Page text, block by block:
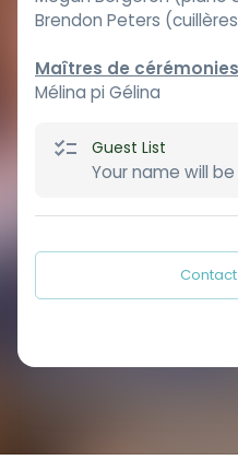
Brendon Peters
Maîtres de
Mélina pi Gélina
Guest List
Your name will